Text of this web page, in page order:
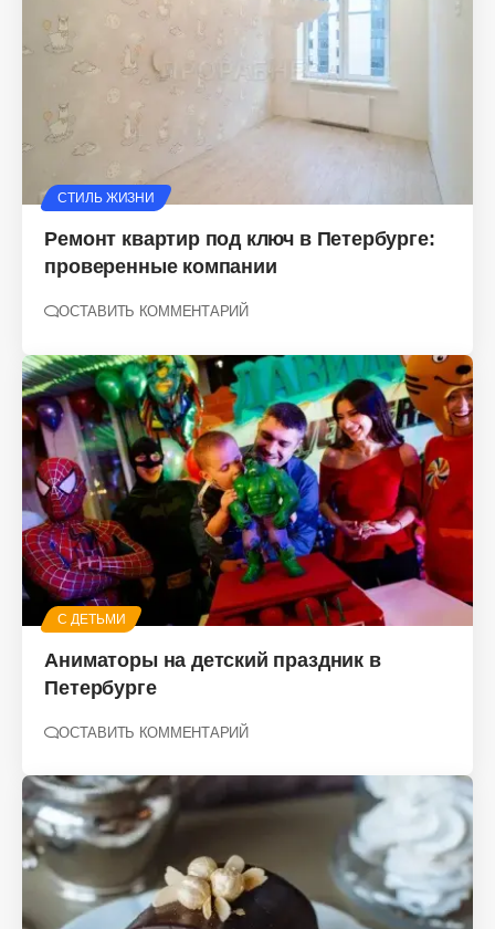
СТИЛЬ ЖИЗНИ
Ремонт квартир под ключ в Петербурге:
проверенные компании
ОСТАВИТЬ КОММЕНТАРИЙ
С ДЕТЬМИ
Аниматоры на детский праздник в
Петербурге
ОСТАВИТЬ КОММЕНТАРИЙ